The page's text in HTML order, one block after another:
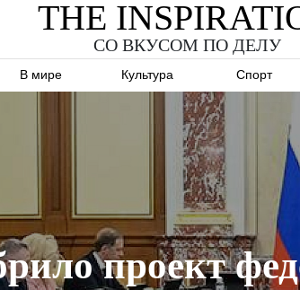
THE
СО ВКУСОМ ПО ДЕЛУ
В мире Культура Спорт
проект